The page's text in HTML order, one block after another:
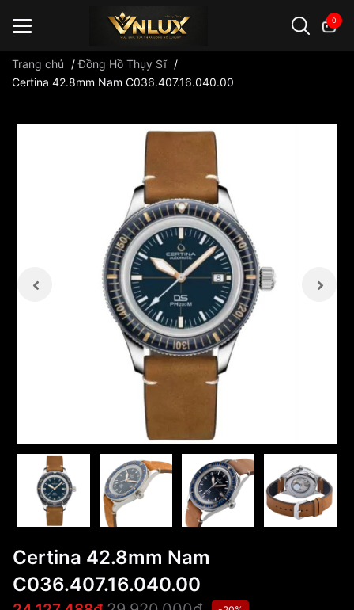
0
Trang chủ /Đồng Hồ Thụy Sĩ /
Certina 42.8mm Nam C036.407.16.040.00
Certina 42.8mm Nam
C036.407.16.040.00